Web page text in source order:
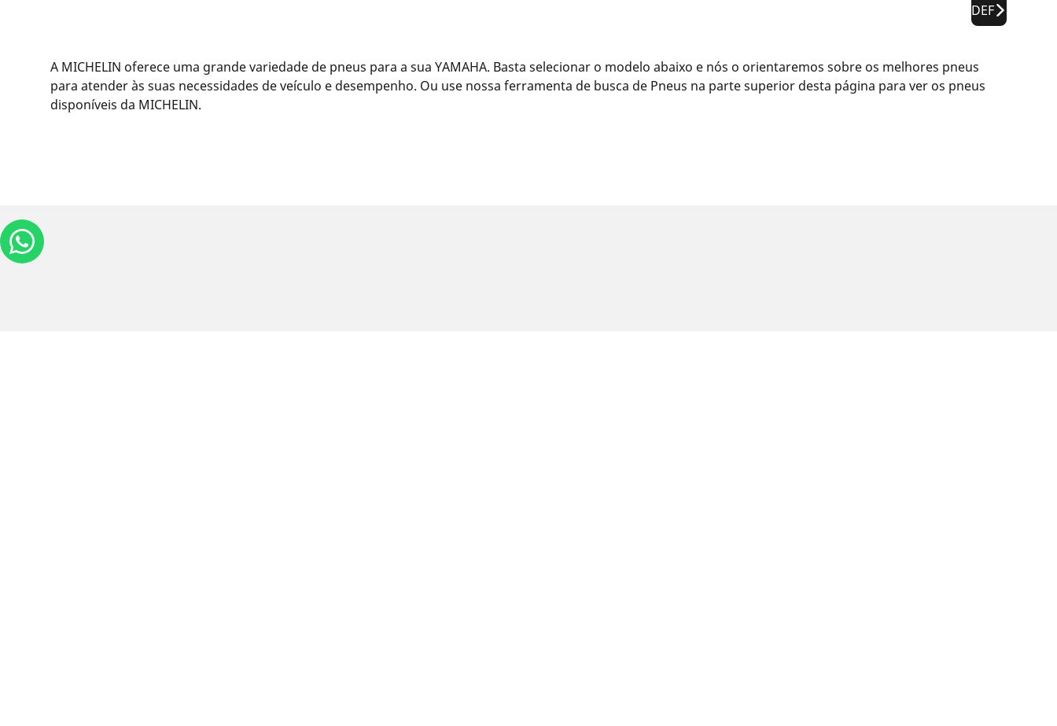
DEF
A MICHELIN oferece uma grande variedade de pneus para a sua YAMAHA. Basta selecionar o modelo abaixo e nós o orientaremos sobre os melhores pneus
para atender às suas necessidades de veículo e desempenho. Ou use nossa ferramenta de busca de Pneus na parte superior desta página para ver os pneus
disponíveis da MICHELIN.